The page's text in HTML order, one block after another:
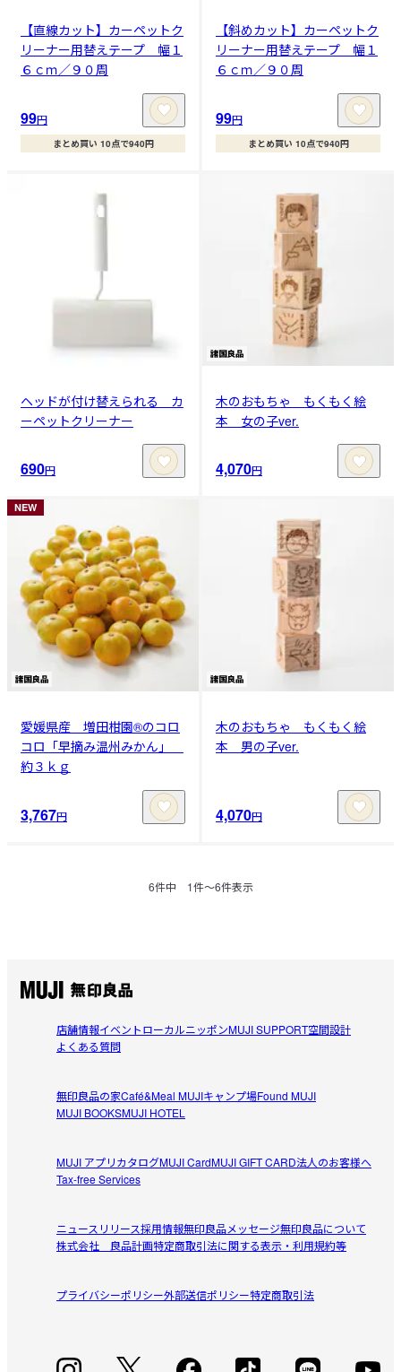
【直線カット】カーペットク
リーナー用替えテープ 幅１
６ｃｍ／９０周
99円
まとめ買い 10点で940円
【斜めカット】カーペットク
リーナー用替えテープ 幅１
６ｃｍ／９０周
99円
まとめ買い 10点で940円
ヘッドが付け替えられる カ
ーペットクリーナー
690円
木のおもちゃ もくもく絵
本 女の子ver.
4,070円
NEW
愛媛県産 増田柑園®のコロ
コロ「早摘み温州みかん」
約３ｋｇ
3,767円
木のおもちゃ もくもく絵
本 男の子ver.
4,070円
6件中 1件〜6件表示
店舗情報イベントローカルニッポンMUJI SUPPORT空間設計
よくある質問
無印良品の家Café&Meal MUJIキャンプ場Found MUJI
MUJI BOOKSMUJI HOTEL
MUJI アプリカタログMUJI CardMUJI GIFT CARD法人のお客様へ
Tax-free Services
ニュースリリース採用情報無印良品メッセージ無印良品について
株式会社 良品計画特定商取引法に関する表示・利用規約等
プライバシーポリシー外部送信ポリシー特定商取引法